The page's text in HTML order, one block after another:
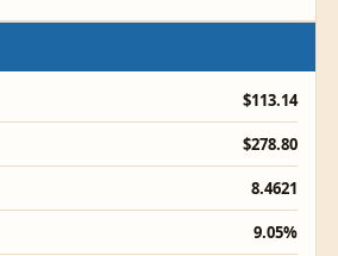
$113.14
$278.80
8.4621
9.05%